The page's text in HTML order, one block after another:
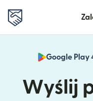
Google Play
Wyślij